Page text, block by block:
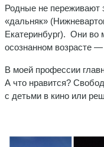
Родные не переживают
«дальняк»
Екатеринбург). Они во
осознанном возрасте
В моей профессии
А что нравится?
с детьми в кино или